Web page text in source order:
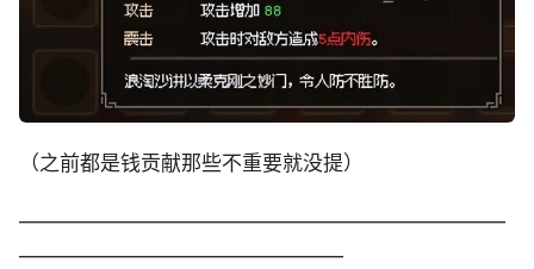
（之前都是钱贡献那些不重要就没提）
————————————————————————
————————————————